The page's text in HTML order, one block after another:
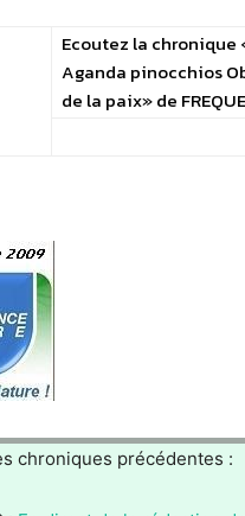
Ecoutez la chronique
Aganda pinocchios
de la paix» de
chroniques précédentes :